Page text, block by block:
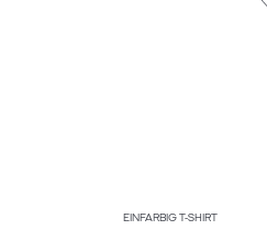
EINFARBIG T-SHIRT